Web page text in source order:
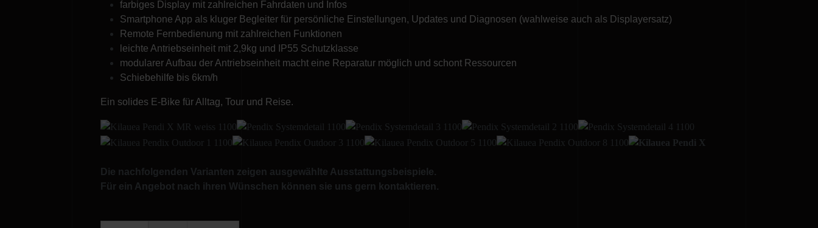
farbiges Display mit zahlreichen Fahrdaten und Infos
Smartphone App als kluger Begleiter für persönliche Einstellungen, Updates und Diagnosen (wahlweise auch als Displayersatz)
Remote Fernbedienung mit zahlreichen Funktionen
leichte Antriebseinheit mit 2,9kg und IP55 Schutzklasse
modularer Aufbau der Antriebseinheit macht eine Reparatur möglich und schont Ressourcen
Schiebehilfe bis 6km/h
Ein solides E-Bike für Alltag, Tour und Reise.
Die nachfolgenden Varianten zeigen ausgewählte Ausstattungsbeispiele.
Für ein Angebot nach ihren Wünschen können sie uns gern kontaktieren.